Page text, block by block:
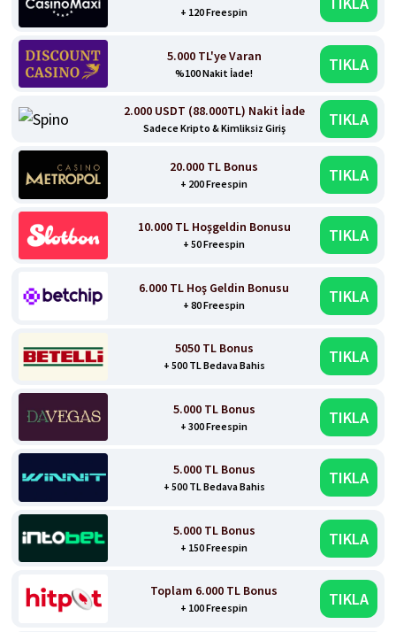
+ 120 Freespin
5.000 TL'ye Varan
%100 Nakit İade! TIKLA
2.000 USDT (88.000TL) Nakit İade
Sadece Kripto & Kimliksiz Giriş TIKLA
20.000 TL Bonus
+ 200 Freespin TIKLA
10.000 TL Hoşgeldin Bonusu
+ 50 Freespin TIKLA
6.000 TL Hoş Geldin Bonusu
+ 80 Freespin TIKLA
5050 TL Bonus
+ 500 TL Bedava Bahis TIKLA
5.000 TL Bonus
+ 300 Freespin TIKLA
5.000 TL Bonus
+ 500 TL Bedava Bahis TIKLA
5.000 TL Bonus
+ 150 Freespin TIKLA
Toplam 6.000 TL Bonus
+ 100 Freespin TIKLA